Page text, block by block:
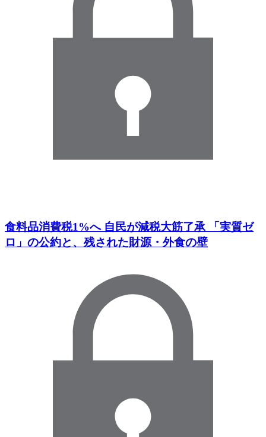
食料品消費税1%へ 自民が減税大筋了承 「実質ゼ
ロ」の公約と、残された財源・外食の壁